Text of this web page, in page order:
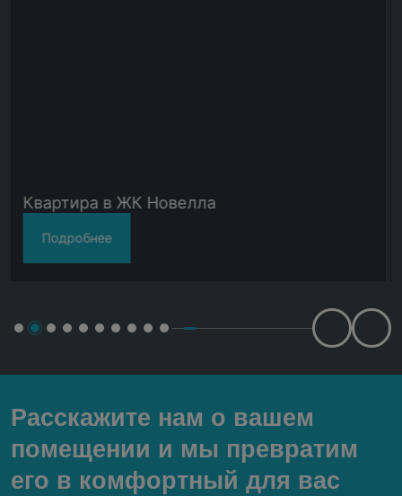
Квартира в ЖК Новелла
Подробнее
Расскажите нам о вашем
помещении и мы превратим
его в комфортный для вас